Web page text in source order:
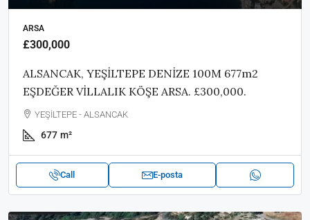
ARSA
£300,000
ALSANCAK, YEŞİLTEPE DENİZE 100M 677m2
EŞDEĞER VİLLALIK KÖŞE ARSA. £300,000.
YEŞİLTEPE - ALSANCAK
677 m²
Call E-posta